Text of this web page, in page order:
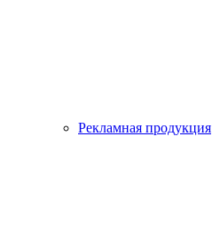
Рекламная продукция